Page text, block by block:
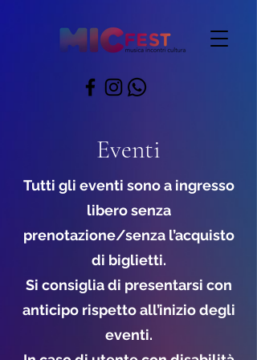
Eventi
Tutti gli eventi sono a ingresso
libero senza
prenotazione/senza l’acquisto
di biglietti.
Si consiglia di presentarsi con
anticipo rispetto all’inizio degli
eventi.